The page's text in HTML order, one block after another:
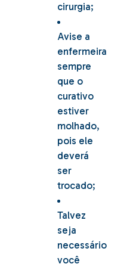
cirurgia;
Avise a
enfermeira
sempre
que o
curativo
estiver
molhado,
pois ele
deverá
ser
trocado;
Talvez
seja
necessário
você